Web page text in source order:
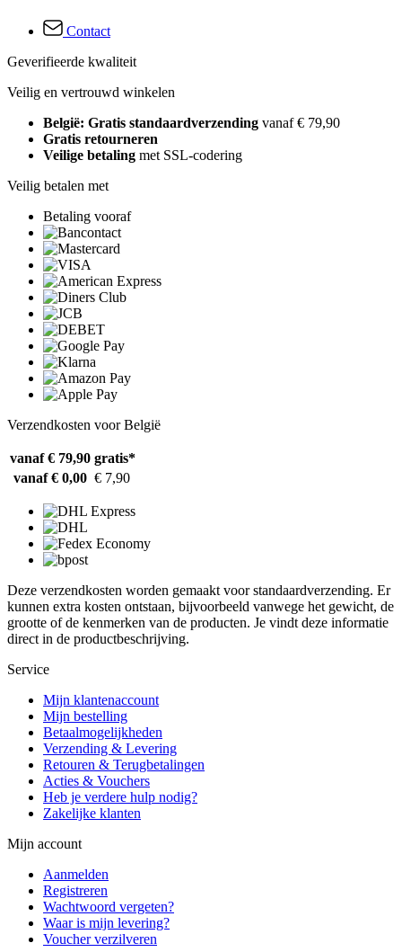
Contact
Geverifieerde kwaliteit
Veilig en vertrouwd winkelen
België: Gratis standaardverzending vanaf € 79,90
Gratis retourneren
Veilige betaling met SSL-codering
Veilig betalen met
Betaling vooraf
Verzendkosten voor België
vanaf € 79,90 gratis*
vanaf € 0,00 € 7,90
Deze verzendkosten worden gemaakt voor standaardverzending. Er
kunnen extra kosten ontstaan, bijvoorbeeld vanwege het gewicht, de
grootte of de kenmerken van de producten. Je vindt deze informatie
direct in de productbeschrijving.
Service
Mijn klantenaccount
Mijn bestelling
Betaalmogelijkheden
Verzending & Levering
Retouren & Terugbetalingen
Acties & Vouchers
Heb je verdere hulp nodig?
Zakelijke klanten
Mijn account
Aanmelden
Registreren
Wachtwoord vergeten?
Waar is mijn levering?
Voucher verzilveren